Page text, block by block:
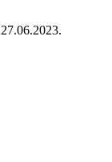
27.06.2023.